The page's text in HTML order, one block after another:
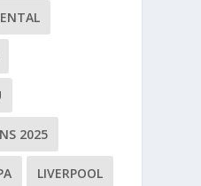
2025
LIVERPOOL